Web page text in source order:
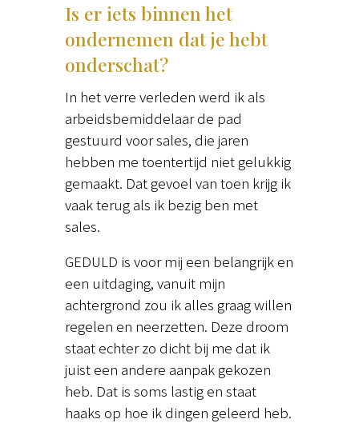
Is er iets binnen het
ondernemen dat je hebt
onderschat?
In het verre verleden werd ik als
arbeidsbemiddelaar de pad
gestuurd voor sales, die jaren
hebben me toentertijd niet gelukkig
gemaakt. Dat gevoel van toen krijg ik
vaak terug als ik bezig ben met
sales.
GEDULD is voor mij een belangrijk en
een uitdaging, vanuit mijn
achtergrond zou ik alles graag willen
regelen en neerzetten. Deze droom
staat echter zo dicht bij me dat ik
juist een andere aanpak gekozen
heb. Dat is soms lastig en staat
haaks op hoe ik dingen geleerd heb.